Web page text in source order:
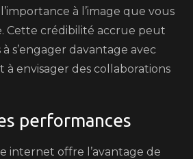
à l’image que vous
Cette crédibilité accrue peut
s’engager davantage avec
envisager des collaborations
performances
internet offre l’avantage de